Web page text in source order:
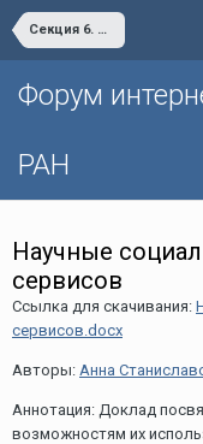
Секция 6. Актуальные проблемы социальной сферы. Инновационные изменения в системах здравоохранения, образования, культуры, социального обслуживания и их роль в повышении качества жизни населения
Форум
РАН
Научные
сервисов
Ссылка для скачивания:
сервисов.docx
Авторы: Анна
Аннотация: Доклад
возможностям их